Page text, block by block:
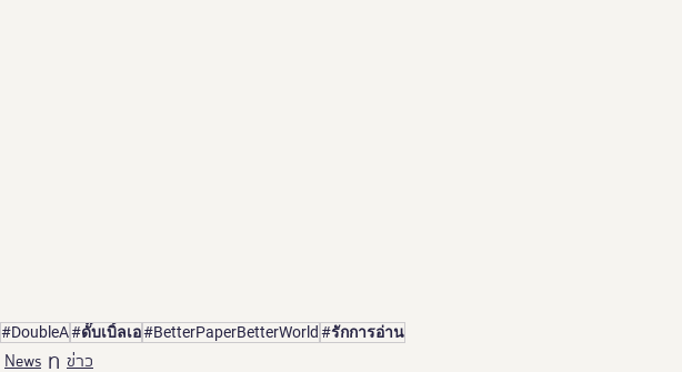
#DoubleA#ดั๊บเบิ้ลเอ#BetterPaperBetterWorld#รักการอ่าน
News ข่าว